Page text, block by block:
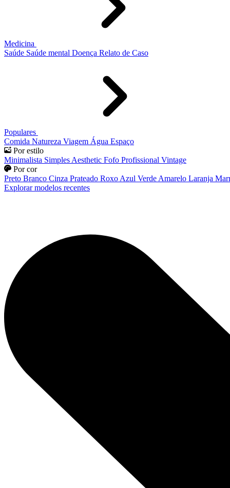
Medicina
Saúde Saúde mental Doença Relato de Caso
Populares
Comida Natureza Viagem Água Espaço
Por estilo
Minimalista Simples Aesthetic Fofo Profissional Vintage
Por cor
Preto Branco Cinza Prateado Roxo Azul Verde Amarelo Laranja
Explorar modelos recentes